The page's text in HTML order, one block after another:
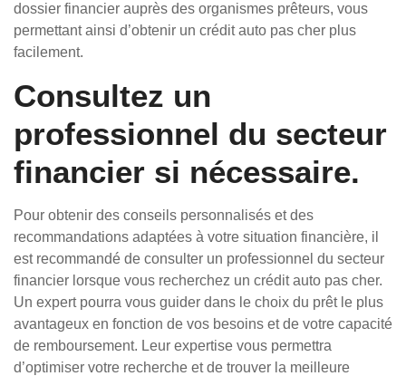
dossier financier auprès des organismes prêteurs, vous
permettant ainsi d’obtenir un crédit auto pas cher plus
facilement.
Consultez un
professionnel du secteur
financier si nécessaire.
Pour obtenir des conseils personnalisés et des
recommandations adaptées à votre situation financière, il
est recommandé de consulter un professionnel du secteur
financier lorsque vous recherchez un crédit auto pas cher.
Un expert pourra vous guider dans le choix du prêt le plus
avantageux en fonction de vos besoins et de votre capacité
de remboursement. Leur expertise vous permettra
d’optimiser votre recherche et de trouver la meilleure